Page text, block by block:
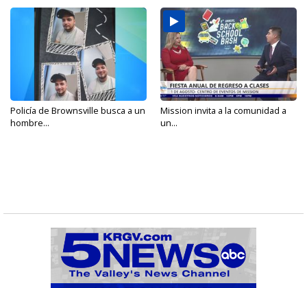
Policía de Brownsville busca a un
hombre...
Mission invita a la comunidad a
un...